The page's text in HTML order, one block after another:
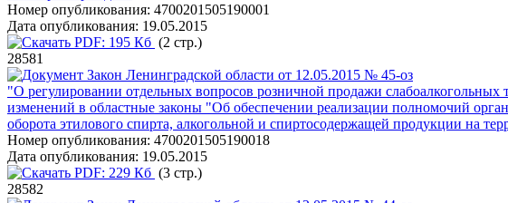
Номер опубликования: 4700201505190001
Дата опубликования: 19.05.2015
PDF: 195 Кб (2 стр.)
28581
Закон Ленинградской области от 12.05.2015 № 45-оз
"О регулировании отдельных вопросов розничной продажи
изменений в областные законы "Об обеспечении реализации полномочий
оборота этилового спирта, алкогольной и спиртосодержащей продукции на
Номер опубликования: 4700201505190018
Дата опубликования: 19.05.2015
PDF: 229 Кб (3 стр.)
28582